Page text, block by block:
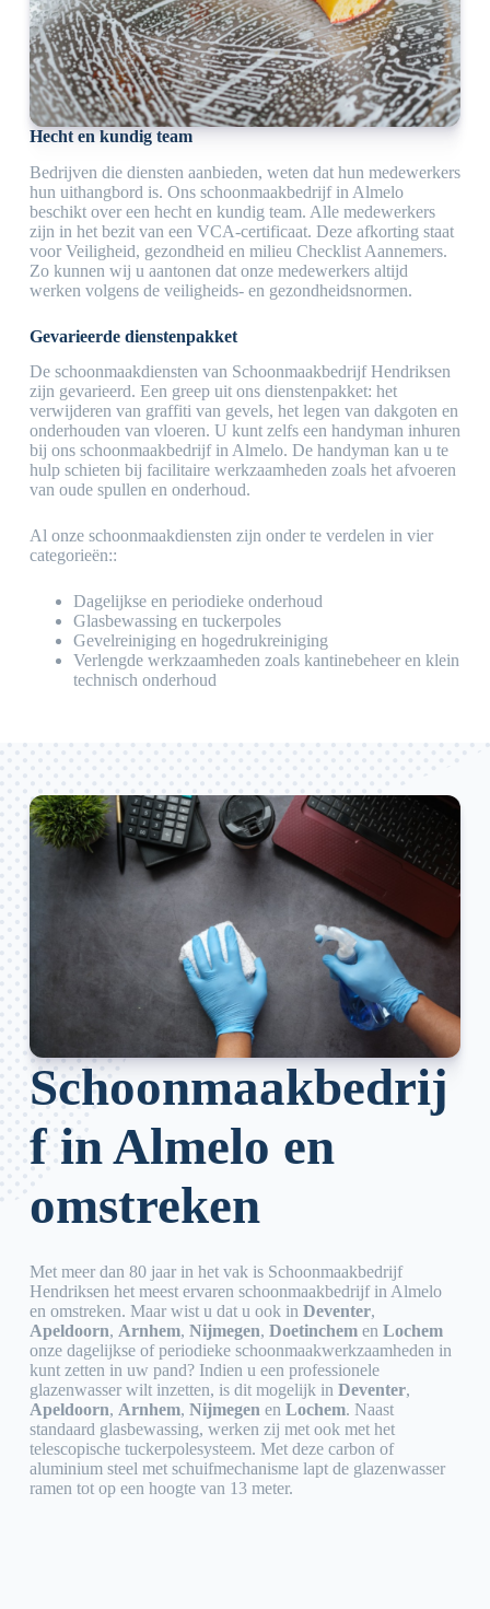
Hecht en kundig team
Bedrijven die diensten aanbieden, weten dat hun medewerkers
hun uithangbord is. Ons schoonmaakbedrijf in Almelo
beschikt over een hecht en kundig team. Alle medewerkers
zijn in het bezit van een VCA-certificaat. Deze afkorting staat
voor Veiligheid, gezondheid en milieu Checklist Aannemers.
Zo kunnen wij u aantonen dat onze medewerkers altijd
werken volgens de veiligheids- en gezondheidsnormen.
Gevarieerde dienstenpakket
De schoonmaakdiensten van Schoonmaakbedrijf Hendriksen
zijn gevarieerd. Een greep uit ons dienstenpakket: het
verwijderen van graffiti van gevels, het legen van dakgoten en
onderhouden van vloeren. U kunt zelfs een handyman inhuren
bij ons schoonmaakbedrijf in Almelo. De handyman kan u te
hulp schieten bij facilitaire werkzaamheden zoals het afvoeren
van oude spullen en onderhoud.
Al onze schoonmaakdiensten zijn onder te verdelen in vier
categorieën::
Dagelijkse en periodieke onderhoud
Glasbewassing en tuckerpoles
Gevelreiniging en hogedrukreiniging
Verlengde werkzaamheden zoals kantinebeheer en klein
technisch onderhoud
Schoonmaakbedrij
f in Almelo en
omstreken
Met meer dan 80 jaar in het vak is Schoonmaakbedrijf
Hendriksen het meest ervaren schoonmaakbedrijf in Almelo
en omstreken. Maar wist u dat u ook in Deventer,
Apeldoorn, Arnhem, Nijmegen, Doetinchemen Lochem
onze dagelijkse of periodieke schoonmaakwerkzaamheden in
kunt zetten in uw pand? Indien u een professionele
glazenwasser wilt inzetten, is dit mogelijk in Deventer,
Apeldoorn, Arnhem, Nijmegen en Lochem. Naast
standaard glasbewassing, werken zij met ook met het
telescopische tuckerpolesysteem. Met deze carbon of
aluminium steel met schuifmechanisme lapt de glazenwasser
ramen tot op een hoogte van 13 meter.